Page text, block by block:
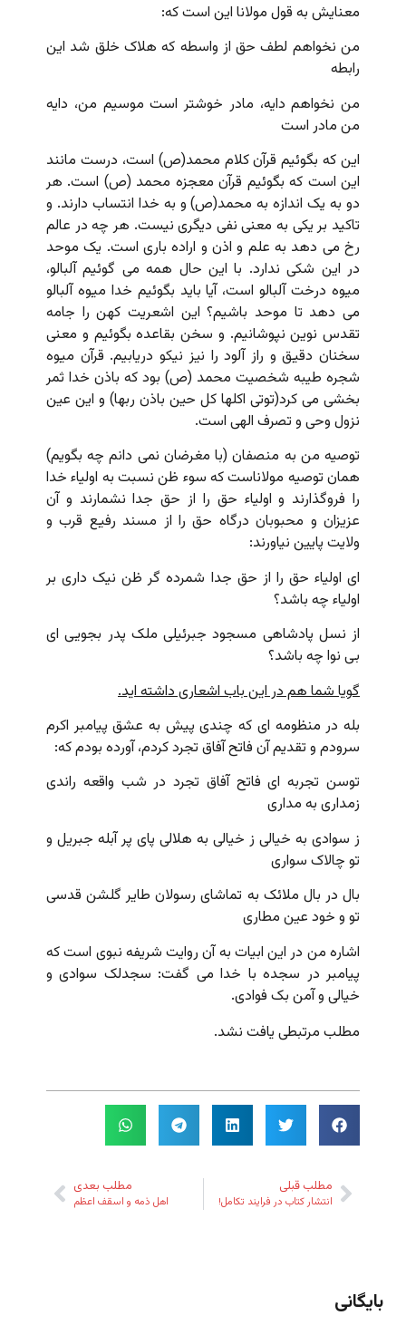
معنایش به قول مولانا این است که:
من نخواهم لطف حق از واسطه که هلاک خلق شد این
رابطه
من نخواهم دایه، مادر خوشتر است موسیم من، دایه
من مادر است
این که بگوئیم قرآن کلام محمد(ص) است، درست مانند
این است که بگوئیم قرآن معجزه محمد (ص) است. هر
دو به یک اندازه به محمد(ص) و به خدا انتساب دارند. و
تاکید بر یکی به معنی نفی دیگری نیست. هر چه در عالم
رخ می دهد به علم و اذن و اراده باری است. یک موحد
در این شکی ندارد. با این حال همه می گوئیم آلبالو،
میوه درخت آلبالو است، آیا باید بگوئیم خدا میوه آلبالو
می دهد تا موحد باشیم؟ این اشعریت کهن را جامه
تقدس نوین نپوشانیم. و سخن بقاعده بگوئیم و معنی
سخنان دقیق و راز آلود را نیز نیکو دریابیم. قرآن میوه
شجره طیبه شخصیت محمد (ص) بود که باذن خدا ثمر
بخشی می کرد(توتی اکلها کل حین باذن ربها) و این عین
نزول وحی و تصرف الهی است.
توصیه من به منصفان (با مغرضان نمی دانم چه بگویم)
همان توصیه مولاناست که سوء ظن نسبت به اولیاء خدا
را فروگذارند و اولیاء حق را از حق جدا نشمارند و آن
عزیزان و محبوبان درگاه حق را از مسند رفیع قرب و
ولایت پایین نیاورند:
ای اولیاء حق را از حق جدا شمرده گر ظن نیک داری بر
اولیاء چه باشد؟
از نسل پادشاهی مسجود جبرئیلی ملک پدر بجویی ای
بی نوا چه باشد؟
گویا شما هم در این باب اشعاری داشته اید.
بله در منظومه ای که چندی پیش به عشق پیامبر اکرم
سرودم و تقدیم آن فاتح آفاق تجرد کردم، آورده بودم که:
توسن تجربه ای فاتح آفاق تجرد در شب واقعه راندی
زمداری به مداری
ز سوادی به خیالی ز خیالی به هلالی پای پر آبله جبریل و
تو چالاک سواری
بال در بال ملائک به تماشای رسولان طایر گلشن قدسی
تو و خود عین مطاری
اشاره من در این ابیات به آن روایت شریفه نبوی است که
پیامبر در سجده با خدا می گفت: سجدلک سوادی و
خیالی و آمن بک فوادی.
مطلب مرتبطی یافت نشد.
مطلب قبلی
انتشار کتاب در فرایند تکامل!
مطلب بعدی
اهل ذمه و اسقف اعظم
بایگانی